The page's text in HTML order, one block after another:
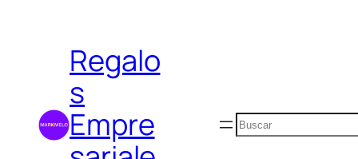
contenidoRegalo
s
Empre
Buscar